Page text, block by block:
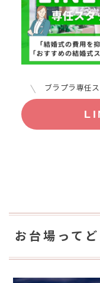
ブラプラ専任
お台場って